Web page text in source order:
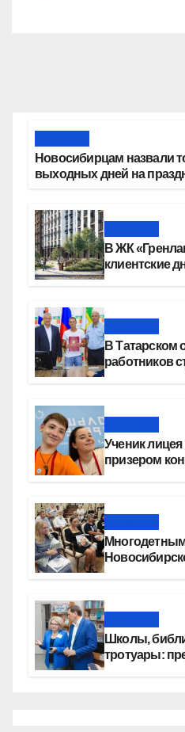
Новосибирцам назвали
выходных дней на
В ЖК
клиентские
В Татарском
работников
Ученик лицея
призером
Школы,
тротуары: